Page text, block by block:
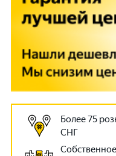
Более 75
СНГ